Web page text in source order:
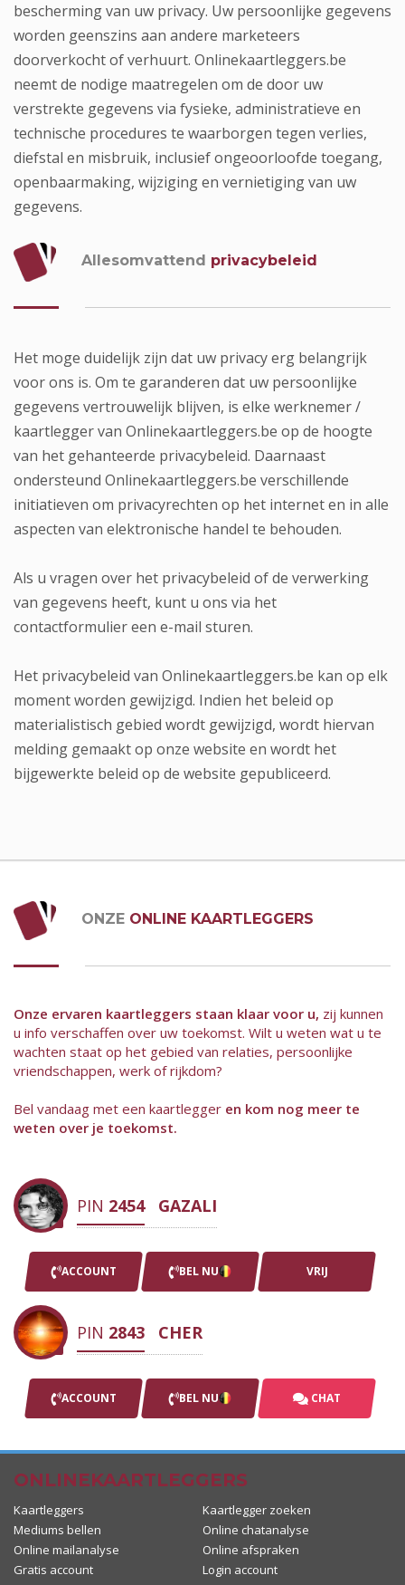
bescherming van uw privacy. Uw persoonlijke gegevens
worden geenszins aan andere marketeers
doorverkocht of verhuurt. Onlinekaartleggers.be
neemt de nodige maatregelen om de door uw
verstrekte gegevens via fysieke, administratieve en
technische procedures te waarborgen tegen verlies,
diefstal en misbruik, inclusief ongeoorloofde toegang,
openbaarmaking, wijziging en vernietiging van uw
gegevens.
Allesomvattend privacybeleid
Het moge duidelijk zijn dat uw privacy erg belangrijk
voor ons is. Om te garanderen dat uw persoonlijke
gegevens vertrouwelijk blijven, is elke werknemer /
kaartlegger van Onlinekaartleggers.be op de hoogte
van het gehanteerde privacybeleid. Daarnaast
ondersteund Onlinekaartleggers.be verschillende
initiatieven om privacyrechten op het internet en in alle
aspecten van elektronische handel te behouden.
Als u vragen over het privacybeleid of de verwerking
van gegevens heeft, kunt u ons via het
contactformulier een e-mail sturen.
Het privacybeleid van Onlinekaartleggers.be kan op elk
moment worden gewijzigd. Indien het beleid op
materialistisch gebied wordt gewijzigd, wordt hiervan
melding gemaakt op onze website en wordt het
bijgewerkte beleid op de website gepubliceerd.
ONZE ONLINE KAARTLEGGERS
Onze ervaren kaartleggers staan klaar voor u, zij kunnen
u info verschaffen over uw toekomst. Wilt u weten wat u te
wachten staat op het gebied van relaties, persoonlijke
vriendschappen, werk of rijkdom?
Bel vandaag met een kaartlegger en kom nog meer te
weten over je toekomst.
PIN 2454 GAZALI
ACCOUNT BEL NU VRIJ
PIN 2843 CHER
ACCOUNT BEL NU CHAT
ONLINEKAARTLEGGERS
Kaartleggers
Kaartlegger zoeken
Mediums bellen
Online chatanalyse
Online mailanalyse
Online afspraken
Gratis account
Login account